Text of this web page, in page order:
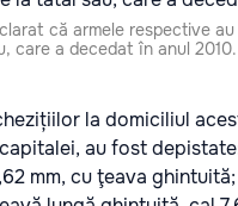
că armele respective
care a decedat în anul 2010.
la domiciliul
au fost
mm, cu ţeava